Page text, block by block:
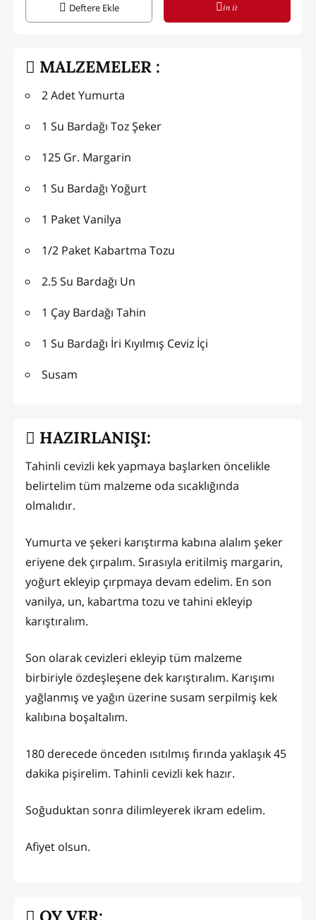
Deftere Ekle in it
MALZEMELER :
2 Adet Yumurta
1 Su Bardağı Toz Şeker
125 Gr. Margarin
1 Su Bardağı Yoğurt
1 Paket Vanilya
1/2 Paket Kabartma Tozu
2.5 Su Bardağı Un
1 Çay Bardağı Tahin
1 Su Bardağı İri Kıyılmış Ceviz İçi
Susam
HAZIRLANIŞI:
Tahinli cevizli kek yapmaya başlarken öncelikle
belirtelim tüm malzeme oda sıcaklığında
olmalıdır.
Yumurta ve şekeri karıştırma kabına alalım şeker
eriyene dek çırpalım. Sırasıyla eritilmiş margarin,
yoğurt ekleyip çırpmaya devam edelim. En son
vanilya, un, kabartma tozu ve tahini ekleyip
karıştıralım.
Son olarak cevizleri ekleyip tüm malzeme
birbiriyle özdeşleşene dek karıştıralım. Karışımı
yağlanmış ve yağın üzerine susam serpilmiş kek
kalıbına boşaltalım.
180 derecede önceden ısıtılmış fırında yaklaşık 45
dakika pişirelim. Tahinli cevizli kek hazır.
Soğuduktan sonra dilimleyerek ikram edelim.
Afiyet olsun.
OY VER: